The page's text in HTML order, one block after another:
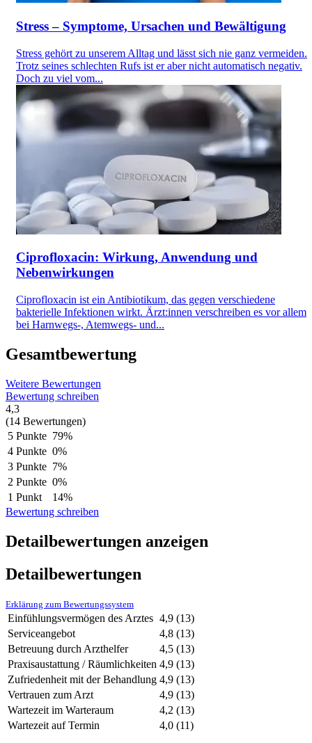
Stress – Symptome, Ursachen und Bewältigung
Stress gehört zu unserem Alltag und lässt sich nie ganz vermeiden.
Trotz seines schlechten Rufs ist er aber nicht automatisch negativ.
Doch zu viel vom...
Ciprofloxacin: Wirkung, Anwendung und
Nebenwirkungen
Ciprofloxacin ist ein Antibiotikum, das gegen verschiedene
bakterielle Infektionen wirkt. Ärzt:innen verschreiben es vor allem
bei Harnwegs-, Atemwegs- und...
Gesamtbewertung
Weitere Bewertungen
Bewertung schreiben
4,3
(14 Bewertungen)
5 Punkte 79%
4 Punkte 0%
3 Punkte 7%
2 Punkte 0%
1 Punkt
14%
Bewertung schreiben
Detailbewertungen anzeigen
Detailbewertungen
Erklärung zum Bewertungssystem
Einfühlungsvermögen des Arztes 4,9 (13)
Serviceangebot
4,8 (13)
Betreuung durch Arzthelfer
4,5 (13)
Praxisaustattung / Räumlichkeiten 4,9 (13)
Zufriedenheit mit der Behandlung 4,9 (13)
Vertrauen zum Arzt
4,9 (13)
Wartezeit im Warteraum
4,2 (13)
Wartezeit auf Termin
4,0 (11)